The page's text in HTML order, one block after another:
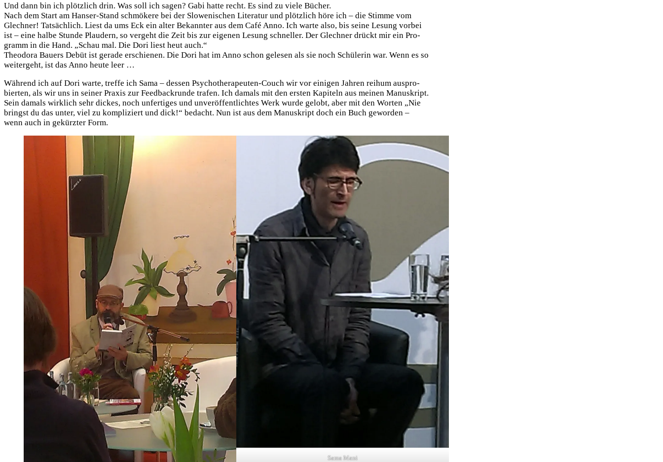
Und dann bin ich plötz­lich drin. Was soll ich sagen? Gabi hat­te recht. Es sind zu vie­le Bücher.
Nach dem Start am Han­ser-Stand schmö­ke­re bei der Slo­we­ni­schen Lite­ra­tur und plötz­lich höre ich – die Stim­me vom
Glech­ner! Tat­säch­lich. Liest da ums Eck ein alter Bekann­ter aus dem Café Anno. Ich war­te also, bis sei­ne Lesung vor­bei
ist – eine hal­be Stun­de Plau­dern, so ver­geht die Zeit bis zur eige­nen Lesung schnel­ler. Der Glech­ner drückt mir ein Pro­
gramm in die Hand. „Schau mal. Die Dori liest heut auch.“
Theodo­ra Bau­ers Debüt ist gera­de erschie­nen. Die Dori hat im Anno schon gele­sen als sie noch Schü­le­rin war. Wenn es so
wei­ter­geht, ist das Anno heu­te leer …
Wäh­rend ich auf Dori war­te, tref­fe ich Sama – des­sen Psy­cho­the­ra­peu­ten-Couch wir vor eini­gen Jah­ren reih­um aus­pro­
bier­ten, als wir uns in sei­ner Pra­xis zur Feed­back­run­de tra­fen. Ich damals mit den ers­ten Kapi­teln aus mei­nen Manu­skript.
Sein damals wirk­lich sehr dickes, noch unfer­ti­ges und unver­öf­fent­lich­tes Werk wur­de gelobt, aber mit den Wor­ten „Nie
bringst du das unter, viel zu kom­pli­ziert und dick!“ bedacht. Nun ist aus dem Manu­skript doch ein Buch gewor­den –
wenn auch in gekürz­ter Form.
Sama Mani